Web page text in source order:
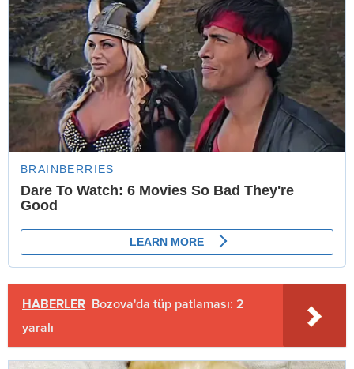
HABERLER Bozova'da tüp patlaması: 2
yaralı